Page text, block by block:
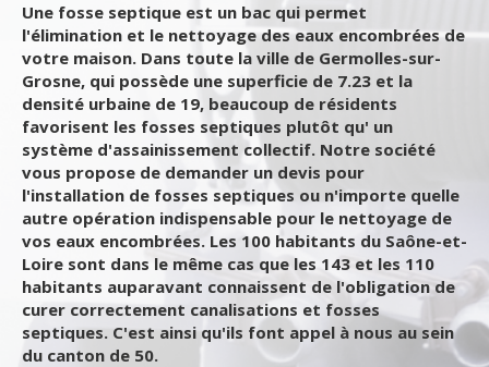
Une fosse septique est un bac qui permet
l'élimination et le nettoyage des eaux encombrées de
votre maison. Dans toute la ville de Germolles-sur-
Grosne, qui possède une superficie de 7.23 et la
densité urbaine de 19, beaucoup de résidents
favorisent les fosses septiques plutôt qu' un
système d'assainissement collectif. Notre société
vous propose de demander un devis pour
l'installation de fosses septiques ou n'importe quelle
autre opération indispensable pour le nettoyage de
vos eaux encombrées. Les 100 habitants du Saône-et-
Loire sont dans le même cas que les 143 et les 110
habitants auparavant connaissent de l'obligation de
curer correctement canalisations et fosses
septiques. C'est ainsi qu'ils font appel à nous au sein
du canton de 50.